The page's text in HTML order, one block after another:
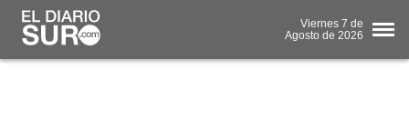
Viernes 7 de
Agosto de 2026